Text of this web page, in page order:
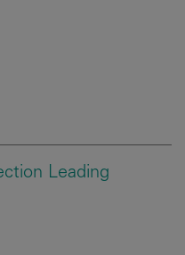
Leading